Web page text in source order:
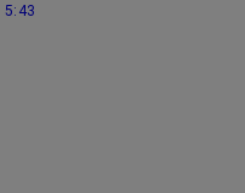
5:43